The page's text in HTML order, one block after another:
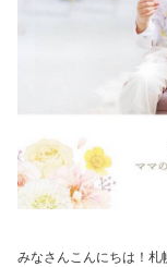
みなさんこんにちは！札